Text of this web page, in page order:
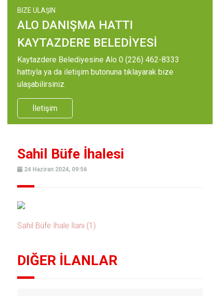
BIZE ULAŞIN
ALO DANIŞMA HATTI
KAYTAZDERE BELEDİYESİ
Kaytazdere Belediyesine Alo 0 (226) 462-8333
hattıyla ya da iletişim butonuna tıklayarak bize
ulaşabilirsiniz.
İletişim
Sahil Büfe İhalesi
24 Haziran 2024, 09:56
Sahil Büfe İhale İlanı (1)
DIĞER İLANLAR